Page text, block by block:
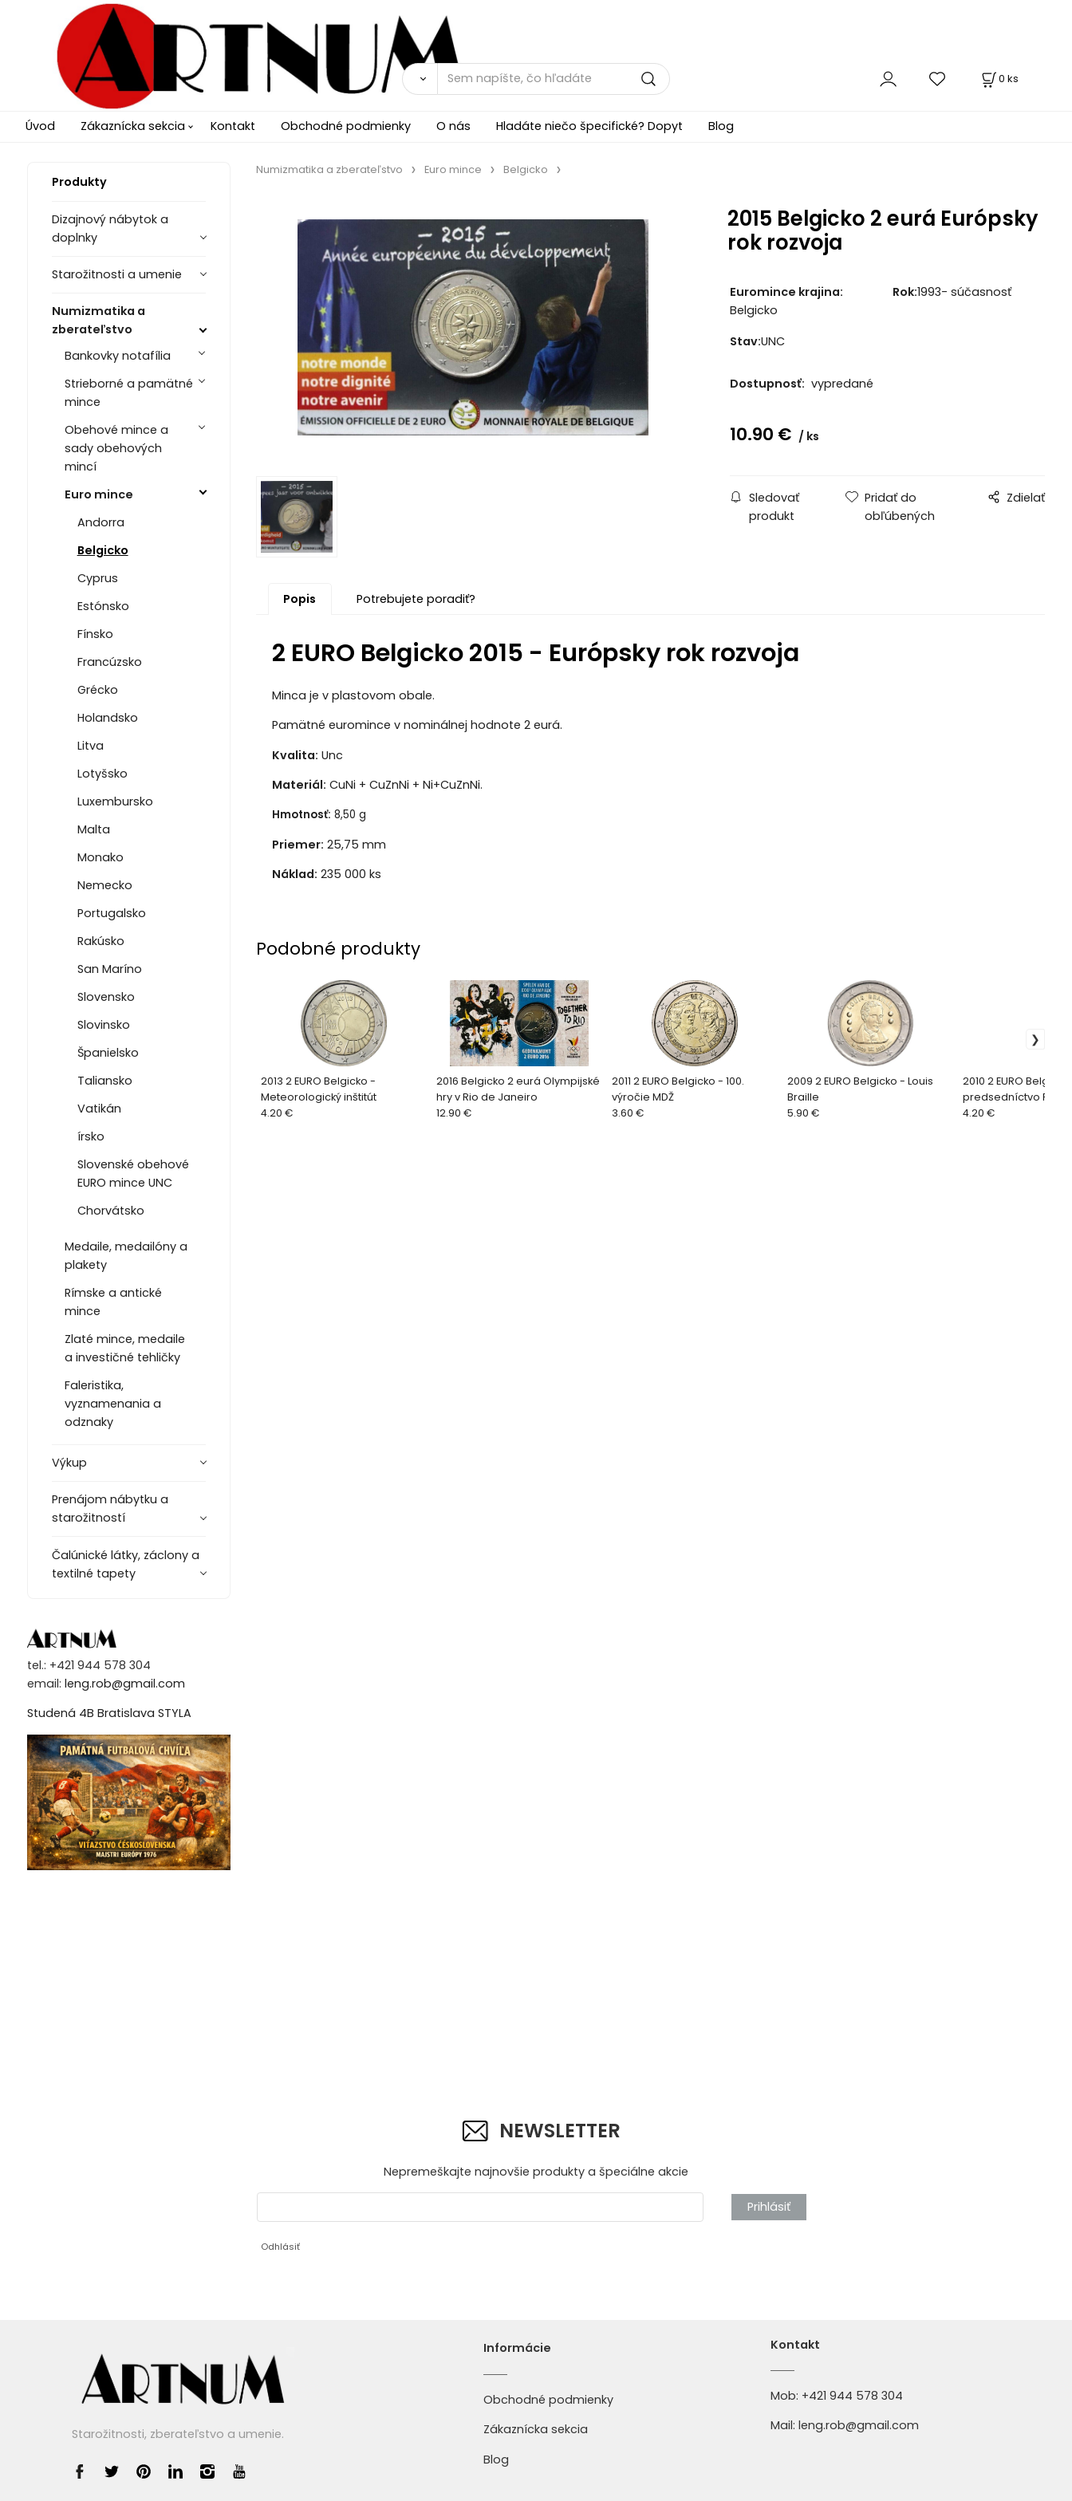
0 ks
Úvod Zákaznícka sekcia Kontakt Obchodné podmienky O nás Hladáte niečo špecifické? Dopyt Blog
Produkty
Dizajnový nábytok a
doplnky
Starožitnosti a umenie
Numizmatika a
zberateľstvo
Bankovky notafília
Strieborné a pamätné
mince
Obehové mince a
sady obehových
mincí
Euro mince
Andorra
Belgicko
Cyprus
Estónsko
Fínsko
Francúzsko
Grécko
Holandsko
Litva
Lotyšsko
Luxembursko
Malta
Monako
Nemecko
Portugalsko
Rakúsko
San Maríno
Slovensko
Slovinsko
Španielsko
Taliansko
Vatikán
írsko
Slovenské obehové
EURO mince UNC
Chorvátsko
Medaile, medailóny a
plakety
Rímske a antické
mince
Zlaté mince, medaile
a investičné tehličky
Faleristika,
vyznamenania a
odznaky
Výkup
Prenájom nábytku a
starožitností
Čalúnické látky, záclony a
textilné tapety
tel.: +421 944 578 304
email: leng.rob@gmail.com
Studená 4B Bratislava STYLA
Numizmatika a zberateľstvo Euro mince Belgicko
2015 Belgicko 2 eurá Európsky
rok rozvoja
Euromince krajina:
Belgicko
Rok:1993- súčasnosť
Stav:UNC
Dostupnosť: vypredané
10.90 € ks
Sledovať
produkt
Pridať do
obľúbených
Zdielať
Popis Potrebujete poradiť?
2 EURO Belgicko 2015 - Európsky rok rozvoja
Minca je v plastovom obale.
Pamätné euromince v nominálnej hodnote 2 eurá.
Kvalita: Unc
Materiál: CuNi + CuZnNi + Ni+CuZnNi.
Hmotnosť: 8,50 g
Priemer: 25,75 mm
Náklad: 235 000 ks
Podobné produkty
2013 2 EURO Belgicko -
Meteorologický inštitút
4.20 €
2016 Belgicko 2 eurá Olympijské
hry v Rio de Janeiro
12.90 €
2011 2 EURO Belgicko - 100.
výročie MDŽ
3.60 €
2009 2 EURO Belgicko - Louis
Braille
5.90 €
2010 2 EURO
predsedníctvo Rady
4.20 €
NEWSLETTER
Nepremeškajte najnovšie produkty a špeciálne akcie
Prihlásiť
Odhlásiť
Starožitnosti, zberateľstvo a umenie.
Informácie
Obchodné podmienky
Zákaznícka sekcia
Blog
Kontakt
Mob: +421 944 578 304
Mail: leng.rob@gmail.com